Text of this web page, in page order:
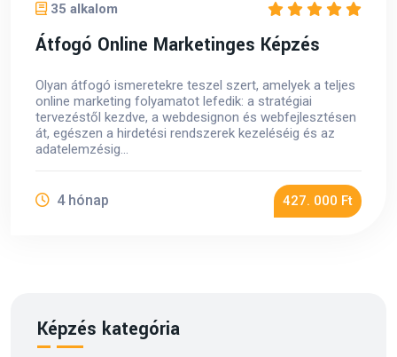
35 alkalom
Átfogó Online Marketinges Képzés
Olyan átfogó ismeretekre teszel szert, amelyek a teljes
online marketing folyamatot lefedik: a stratégiai
tervezéstől kezdve, a webdesignon és webfejlesztésen
át, egészen a hirdetési rendszerek kezeléséig és az
adatelemzésig...
4 hónap 427. 000 Ft
Képzés kategória